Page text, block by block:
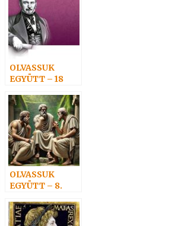
OLVASSUK
EGYÜTT – 18
OLVASSUK
EGYÜTT – 8.